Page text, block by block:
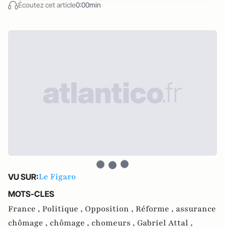
Écoutez cet article0:00min
VU SUR:Le Figaro
MOTS-CLES
France , Politique , Opposition , Réforme , assurance
chômage , chômage , chomeurs , Gabriel Attal ,